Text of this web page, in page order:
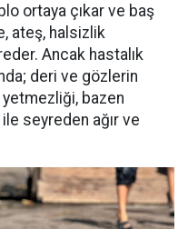
ortaya çıkar ve baş
ateş, halsizlik
Ancak hastalık
deri ve gözlerin
yetmezliği, bazen
seyreden ağır ve